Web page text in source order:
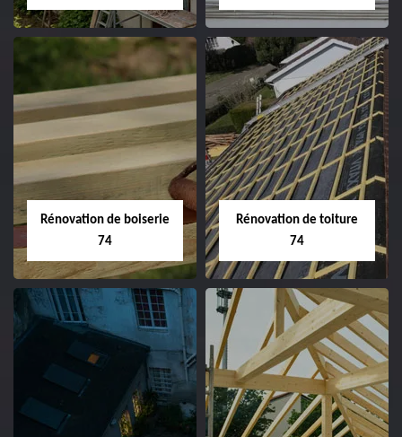
Rénovation de boiserie
74
Rénovation de toiture
74